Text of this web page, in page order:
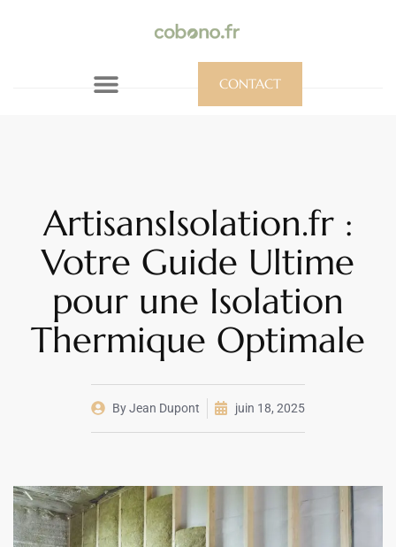
CONTACT
ArtisansIsolation.fr :
Votre Guide Ultime
pour une Isolation
Thermique Optimale
ByJean Dupont juin 18, 2025